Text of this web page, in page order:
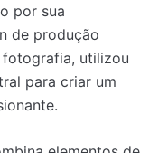
por sua
de produção
utilizou
para criar um